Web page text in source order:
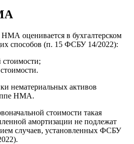
оценивается в бухгалтерском
способов (п. 15 ФСБУ 14/2022):
стоимости;
нематериальных активов
НМА.
стоимости такая
амортизации не подлежат
случаев, установленных ФСБУ